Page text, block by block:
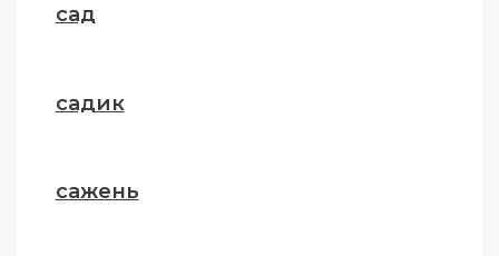
сад
садик
сажень